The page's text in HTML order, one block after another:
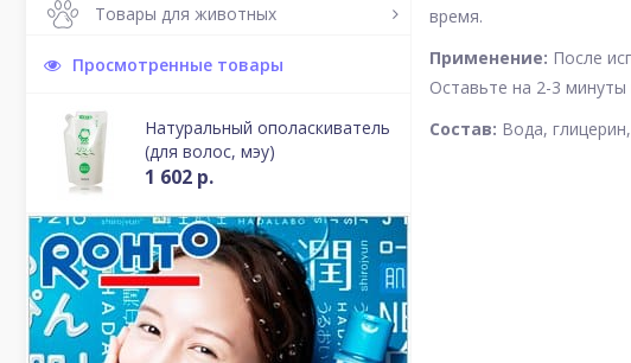
Товары для животных
Просмотренные товары
Натуральный ополаскиватель
(для волос, мэу)
1 602 р.
время.
Применение: После
Оставьте на 2-3
Состав: Вода,